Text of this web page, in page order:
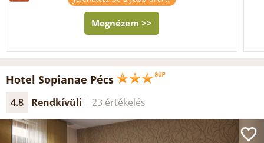
Megnézem >>
Hotel Sopianae Pécs
4.8 Rendkívüli 23 értékelés